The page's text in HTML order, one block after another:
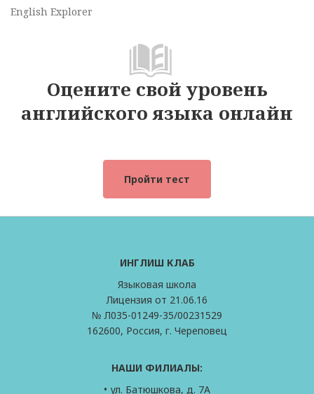
English Explorer
Оцените свой уровень
английского языка онлайн
Пройти тест
ИНГЛИШ КЛАБ
Языковая школа
Лицензия от 21.06.16
№ Л035-01249-35/00231529
162600, Россия, г. Череповец
НАШИ ФИЛИАЛЫ:
• ул. Батюшкова, д. 7А